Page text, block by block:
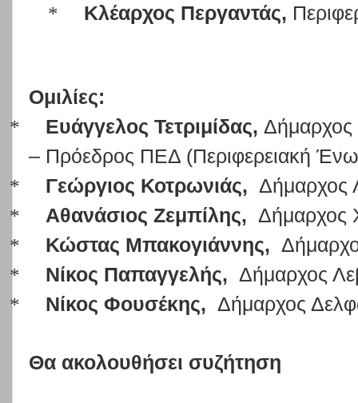
* Κλέαρχος Περγαντάς,
Ομιλίες:
*
Ευάγγελος Τετριμίδας,
– Πρόεδρος ΠΕΔ (Περιφερειακή
*
Γεώργιος Κοτρωνιάς, Δήμαρχος
*
Αθανάσιος Ζεμπίλης, Δήμαρχος
*
Κώστας Μπακογιάννης,
*
Νίκος Παπαγγελής, Δήμαρχος
*
Νίκος Φουσέκης, Δήμαρχος
Θα ακολουθήσει συζήτηση